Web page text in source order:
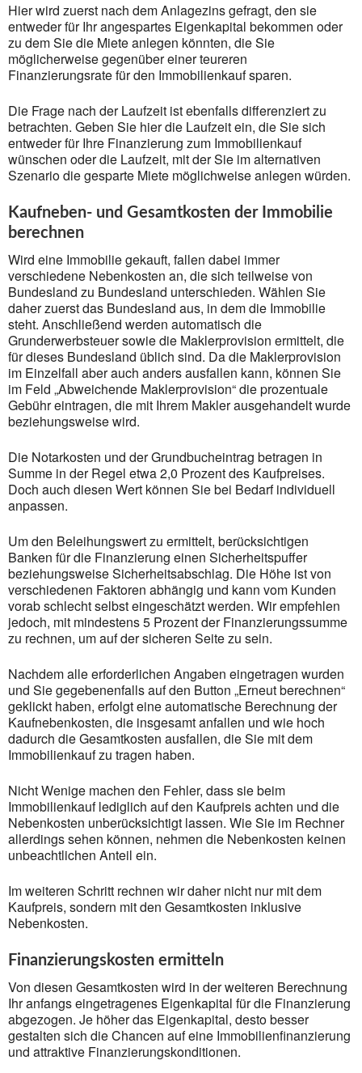
Hier wird zuerst nach dem Anlagezins gefragt, den sie
entweder für Ihr angespartes Eigenkapital bekommen oder
zu dem Sie die Miete anlegen könnten, die Sie
möglicherweise gegenüber einer teureren
Finanzierungsrate für den Immobilienkauf sparen.
Die Frage nach der Laufzeit ist ebenfalls differenziert zu
betrachten. Geben Sie hier die Laufzeit ein, die Sie sich
entweder für Ihre Finanzierung zum Immobilienkauf
wünschen oder die Laufzeit, mit der Sie im alternativen
Szenario die gesparte Miete möglichweise anlegen würden.
Kaufneben- und Gesamtkosten der Immobilie
berechnen
Wird eine Immobilie gekauft, fallen dabei immer
verschiedene Nebenkosten an, die sich teilweise von
Bundesland zu Bundesland unterschieden. Wählen Sie
daher zuerst das Bundesland aus, in dem die Immobilie
steht. Anschließend werden automatisch die
Grunderwerbsteuer sowie die Maklerprovision ermittelt, die
für dieses Bundesland üblich sind. Da die Maklerprovision
im Einzelfall aber auch anders ausfallen kann, können Sie
im Feld „Abweichende Maklerprovision“ die prozentuale
Gebühr eintragen, die mit Ihrem Makler ausgehandelt wurde
beziehungsweise wird.
Die Notarkosten und der Grundbucheintrag betragen in
Summe in der Regel etwa 2,0 Prozent des Kaufpreises.
Doch auch diesen Wert können Sie bei Bedarf individuell
anpassen.
Um den Beleihungswert zu ermittelt, berücksichtigen
Banken für die Finanzierung einen Sicherheitspuffer
beziehungsweise Sicherheitsabschlag. Die Höhe ist von
verschiedenen Faktoren abhängig und kann vom Kunden
vorab schlecht selbst eingeschätzt werden. Wir empfehlen
jedoch, mit mindestens 5 Prozent der Finanzierungssumme
zu rechnen, um auf der sicheren Seite zu sein.
Nachdem alle erforderlichen Angaben eingetragen wurden
und Sie gegebenenfalls auf den Button „Erneut berechnen“
geklickt haben, erfolgt eine automatische Berechnung der
Kaufnebenkosten, die insgesamt anfallen und wie hoch
dadurch die Gesamtkosten ausfallen, die Sie mit dem
Immobilienkauf zu tragen haben.
Nicht Wenige machen den Fehler, dass sie beim
Immobilienkauf lediglich auf den Kaufpreis achten und die
Nebenkosten unberücksichtigt lassen. Wie Sie im Rechner
allerdings sehen können, nehmen die Nebenkosten keinen
unbeachtlichen Anteil ein.
Im weiteren Schritt rechnen wir daher nicht nur mit dem
Kaufpreis, sondern mit den Gesamtkosten inklusive
Nebenkosten.
Finanzierungskosten ermitteln
Von diesen Gesamtkosten wird in der weiteren Berechnung
Ihr anfangs eingetragenes Eigenkapital für die Finanzierung
abgezogen. Je höher das Eigenkapital, desto besser
gestalten sich die Chancen auf eine Immobilienfinanzierung
und attraktive Finanzierungskonditionen.